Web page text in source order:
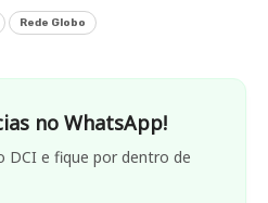
Rede Globo
no WhatsApp!
DCI e fique por dentro de